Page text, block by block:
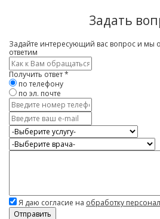
Задать
Задайте интересующий вас вопрос и мы
ответим
Имя
*
Получить ответ*
по телефону
по эл. почте
Контактный
телефон
E-
mail
Услуга
Врач
Вопрос
Я даю согласие на обработку